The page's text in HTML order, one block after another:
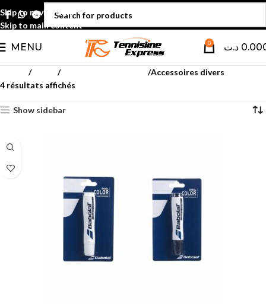
Skip to navigation
Skip to main content
MENU 0 د.ت
Tennis Accessoires Raquette
Accessoires divers
4 résultats affichés
Show sidebar